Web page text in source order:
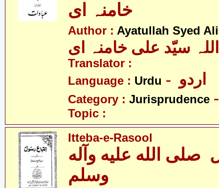
خامنہ ای
Author : Ayatullah Syed
سیّد علی خامنہ ای
Translator :
Language : Urdu
Category : Jurisprudence
Topic :
Itteba-e-Rasool
صلى الله عليه وآله
وسلم